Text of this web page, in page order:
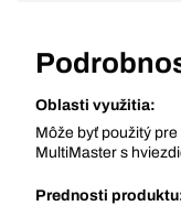
Oblasti využitia:
Môže byť použitý
MultiMaster s
Prednosti